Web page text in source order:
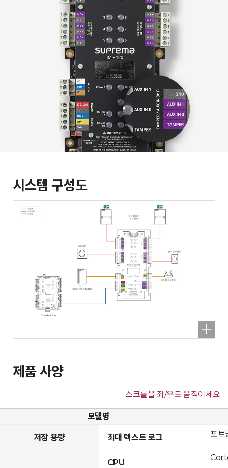
시스템 구성도
제품 사양
스크롤을 좌/우로 움직이세요
모델명
저장 용량 최대 텍스트 로그
CPU
포트